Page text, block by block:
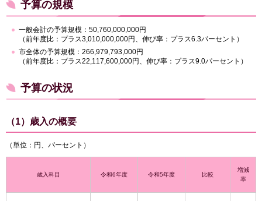
予算の規模
一般会計の予算規模：50,760,000,000円
（前年度比：プラス3,010,000,000円、伸び率：プラス6.3パーセント）
市全体の予算規模：266,979,793,000円
（前年度比：プラス22,117,600,000円、伸び率：プラス9.0パーセント）
予算の状況
（1）歳入の概要
（単位：円、パーセント）
歳入科目 令和6年度 令和5年度 比較
増減
率